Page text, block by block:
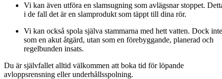
Vi kan även utföra en slamsugning som avlägsnar stoppet.
i de fall det är en slamprodukt som täppt till dina rör.
Vi kan också spola själva stammarna med hett vatten. Dock inte
som en akut åtgärd, utan som en förebyggande, planerad och
regelbunden insats.
Du är självfallet alltid välkommen att boka tid för löpande
avloppsrensning eller underhållsspolning.